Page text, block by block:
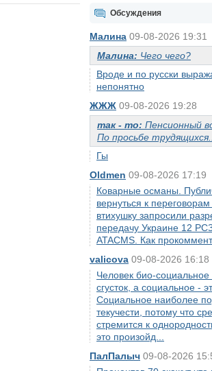
Обсуждения
Малина 09-08-2026 19:31
Малина: Чего чего?
Вроде и по русски
непонятно
ЖЖЖ 09-08-2026 19:28
так - то: Пенсионный
По просьбе
Гы
Oldmen 09-08-2026 17:19
Коварные османы.
вернуться к
втихушку запросили
передачу Украине 12
ATACMS. Как
valicova 09-08-2026 16:18
Человек био-
сгусток, а социальное -
Социальное наиболее
текучести, потому что
стремится к
это произойд...
ПалПалыч 09-08-2026